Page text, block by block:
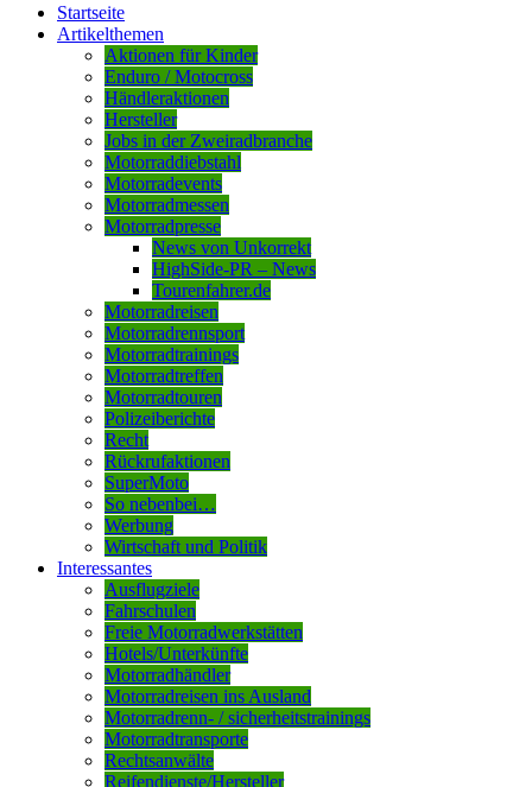
Startseite
Artikelthemen
Aktionen für Kinder
Enduro / Motocross
Händleraktionen
Hersteller
Jobs in der Zweiradbranche
Motorraddiebstahl
Motorradevents
Motorradmessen
Motorradpresse
News von Unkorrekt
HighSide-PR – News
Tourenfahrer.de
Motorradreisen
Motorradrennsport
Motorradtrainings
Motorradtreffen
Motorradtouren
Polizeiberichte
Recht
Rückrufaktionen
SuperMoto
So nebenbei…
Werbung
Wirtschaft und Politik
Interessantes
Ausflugziele
Fahrschulen
Freie Motorradwerkstätten
Hotels/Unterkünfte
Motorradhändler
Motorradreisen ins Ausland
Motorradrenn- / sicherheitstrainings
Motorradtransporte
Rechtsanwälte
Reifendienste/Hersteller